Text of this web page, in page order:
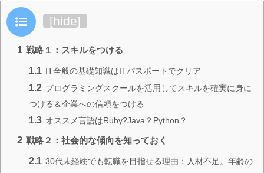
目次 [hide]
1 戦略１：スキルをつける
1.1 IT全般の基礎知識はITパスポートでクリア
1.2 プログラミングスクールを活用してスキルを確実に身に
つける＆企業への信頼をつける
1.3 オススメ言語はRuby?Java？Python？
2 戦略２：社会的な傾向を知っておく
2.1 30代未経験でも転職を目指せる理由：人材不足。年齢の